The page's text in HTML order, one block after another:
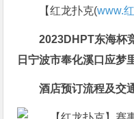
【红龙扑克(www.
2023DHPT东海杯
日宁波市奉化溪口应梦
酒店预订流程及交